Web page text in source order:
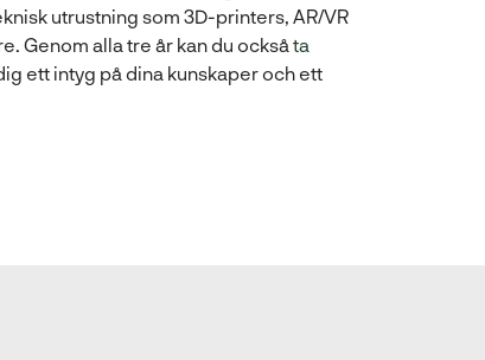
utrustning som 3D-printers, AR/VR
Genom alla tre år kan du också ta
ett intyg på dina kunskaper och ett